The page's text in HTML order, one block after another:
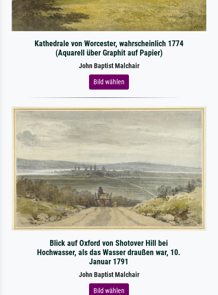
Kathedrale von Worcester, wahrscheinlich 1774
(Aquarell über Graphit auf Papier)
John Baptist Malchair
Bild wählen
Blick auf Oxford von Shotover Hill bei
Hochwasser, als das Wasser draußen war, 10.
Januar 1791
John Baptist Malchair
Bild wählen